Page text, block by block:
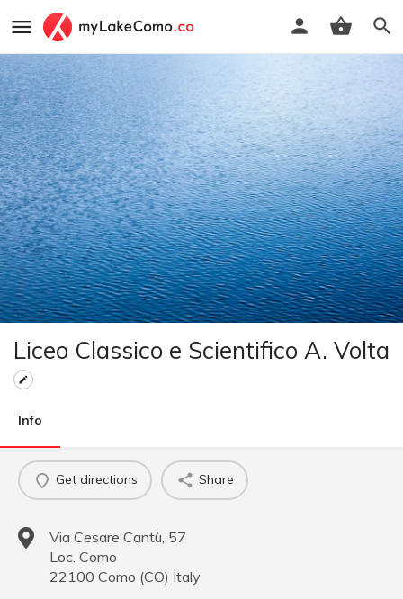
Liceo Classico e Scientifico A. Volta
Info
Get directions Share
Via Cesare Cantù, 57
Loc. Como
22100 Como (CO) Italy